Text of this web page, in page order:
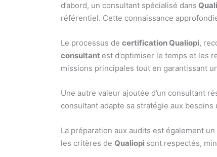
d’abord, un consultant spécialisé dans
référentiel. Cette connaissance
Le processus decertification Qualiopi,
consultant est d’optimiser le temps et les
missions principales tout en garantissant
Une autre valeur ajoutée d’un consultant
consultant adapte sa stratégie aux
La préparation aux audits est également
les critères deQualiopi sont respectés,